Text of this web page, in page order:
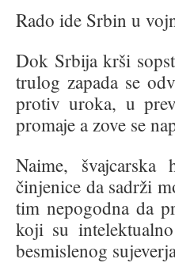
Rado ide Srbin u
Dok Srbija krši
trulog zapada se
protiv uroka, u
promaje a zove se
Naime,
činjenice da sadrži
tim nepogodna da
koji su
besmislenog